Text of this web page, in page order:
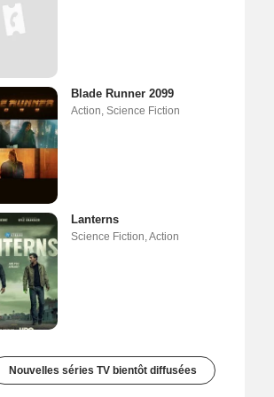
Blade Runner 2099
Action, Science Fiction
Lanterns
Science Fiction,Action
Nouvelles séries TV bientôt diffusées